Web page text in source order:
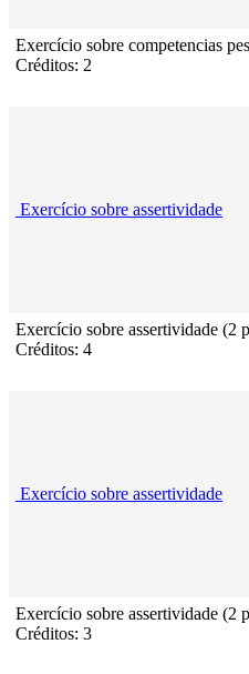
Exercício sobre competencias
Créditos: 2
Exercício sobre assertividade
Exercício sobre assertividade (2
Créditos: 4
Exercício sobre assertividade
Exercício sobre assertividade (2
Créditos: 3